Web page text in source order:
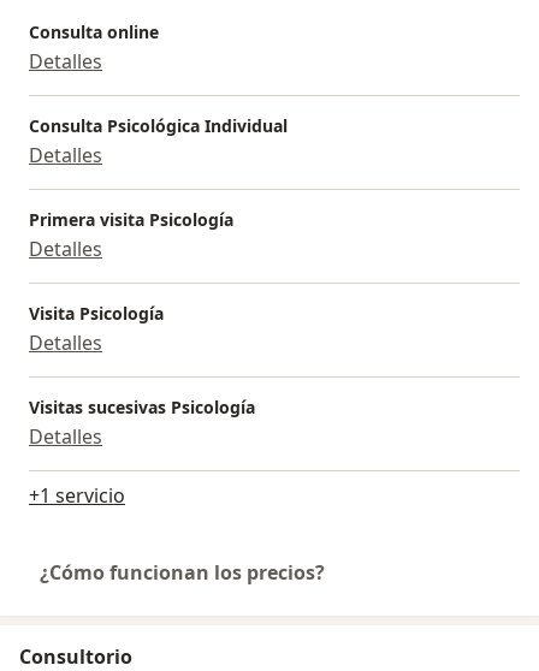
Consulta online
Detalles
Consulta Psicológica Individual
Detalles
Primera visita Psicología
Detalles
Visita Psicología
Detalles
Visitas sucesivas Psicología
Detalles
+1 servicio
¿Cómo funcionan los precios?
Consultorio